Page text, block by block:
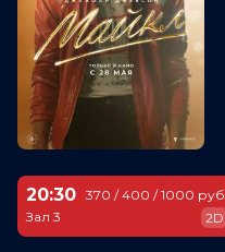
20:30
Зал 3
370 / 400 / 1000 руб.
2D